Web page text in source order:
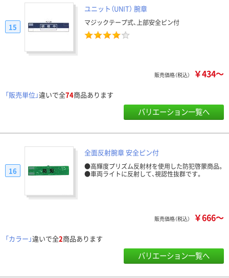
ユニット（UNIT） 腕章
マジックテープ式、上部安全ピン付
15
販売価格（税込） ￥434～
「販売単位」違いで全74商品あります
バリエーション一覧へ
全面反射腕章 安全ピン付
●高輝度プリズム反射材を使用した防犯啓蒙商品。
●車両ライトに反射して、視認性抜群です。
16
販売価格（税込） ￥666～
「カラー」違いで全2商品あります
バリエーション一覧へ